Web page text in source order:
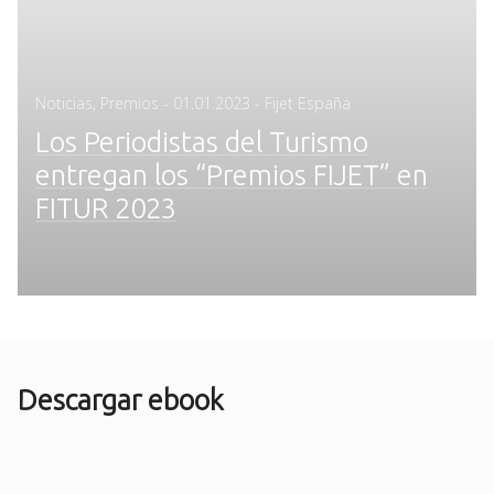
Noticias Premios - Posted
01.01.2023 - Fijet España
Los Periodistas del Turismo
entregan los “Premios FIJET” en
FITUR 2023
Descargar ebook